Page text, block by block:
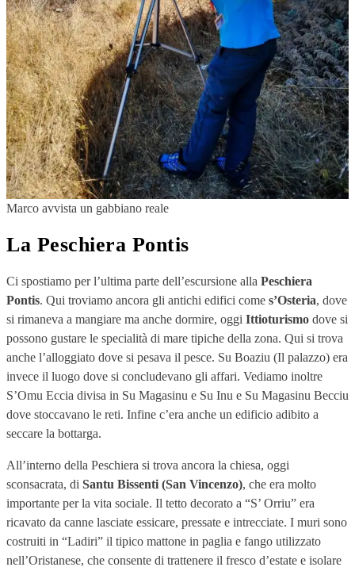
Marco avvista un gabbiano reale
La Peschiera Pontis
Ci spostiamo per l’ultima parte dell’escursione alla Peschiera
Pontis. Qui troviamo ancora gli antichi edifici come s’Osteria, dove
si rimaneva a mangiare ma anche dormire, oggi Ittioturismo dove si
possono gustare le specialità di mare tipiche della zona. Qui si trova
anche l’alloggiato dove si pesava il pesce. Su Boaziu (Il palazzo) era
invece il luogo dove si concludevano gli affari. Vediamo inoltre
S’Omu Eccia divisa in Su Magasinu e Su Inu e Su Magasinu Becciu
dove stoccavano le reti. Infine c’era anche un edificio adibito a
seccare la bottarga.
All’interno della Peschiera si trova ancora la chiesa, oggi
sconsacrata, di Santu Bissenti (San Vincenzo), che era molto
importante per la vita sociale. Il tetto decorato a “S’ Orriu” era
ricavato da canne lasciate essicare, pressate e intrecciate. I muri sono
costruiti in “Ladiri” il tipico mattone in paglia e fango utilizzato
nell’Oristanese, che consente di trattenere il fresco d’estate e isolare